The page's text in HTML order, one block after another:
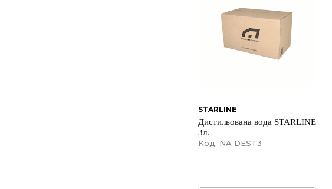
STARLINE
Дистильована вода STARLINE
3л.
Код: NA DEST3